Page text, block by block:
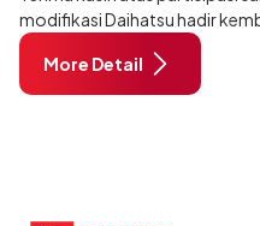
modifikasi Daihatsu hadir
Tapi ada yang beda dari
karena event yang paling di
More Detail